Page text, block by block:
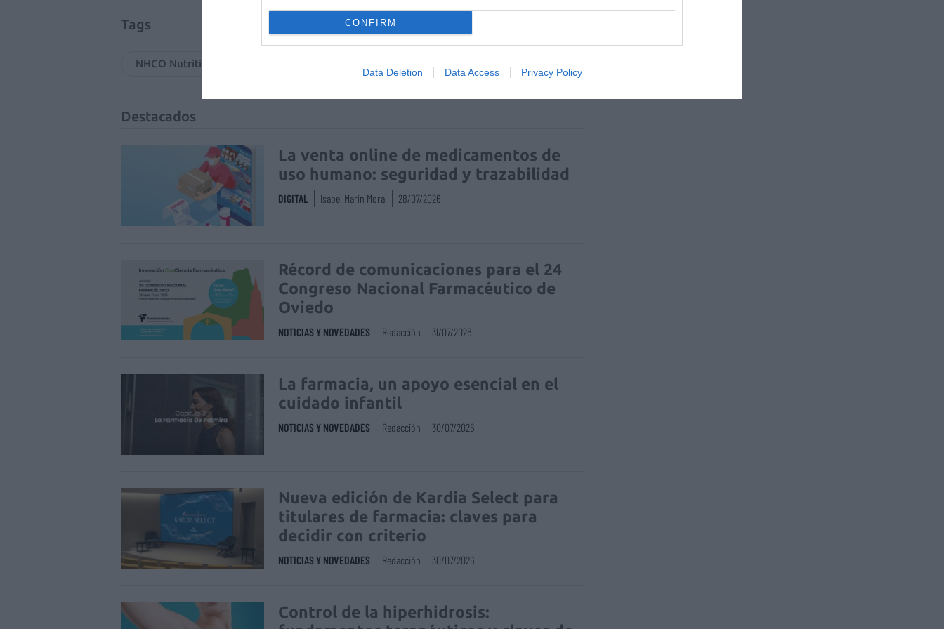
CONFIRM
Data Deletion Data Access Privacy Policy
Tags
NHCO Nutrition®
Destacados
La venta online de medicamentos de
uso humano: seguridad y trazabilidad
DIGITAL Isabel Marín Moral 28/07/2026
Récord de comunicaciones para el 24
Congreso Nacional Farmacéutico de
Oviedo
NOTICIAS Y NOVEDADES Redacción 31/07/2026
La farmacia, un apoyo esencial en el
cuidado infantil
NOTICIAS Y NOVEDADES Redacción 30/07/2026
Nueva edición de Kardia Select para
titulares de farmacia: claves para
decidir con criterio
NOTICIAS Y NOVEDADES Redacción 30/07/2026
Control de la hiperhidrosis: